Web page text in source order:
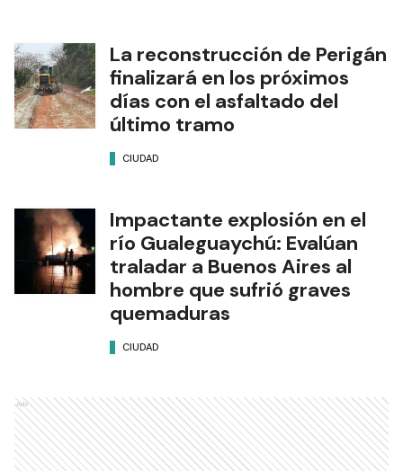
La reconstrucción de Perigán
finalizará en los próximos
días con el asfaltado del
último tramo
CIUDAD
Impactante explosión en el
río Gualeguaychú: Evalúan
traladar a Buenos Aires al
hombre que sufrió graves
quemaduras
CIUDAD
Ads